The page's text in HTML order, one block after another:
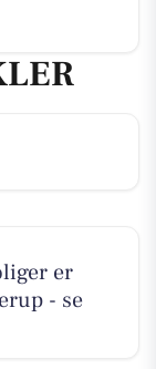
er
- se